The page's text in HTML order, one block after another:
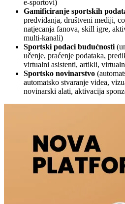
e-sportovi)
Gamificiranje sportskih
predviđanja, društveni mediji,
natjecanja fanova, skill igre,
multi-kanali)
Sportski podaci budućnosti
učenje, praćenje podataka,
virtualni asistenti, artikli,
Sportsko novinarstvo
automatsko stvaranje videa,
novinarski alati, aktivacija